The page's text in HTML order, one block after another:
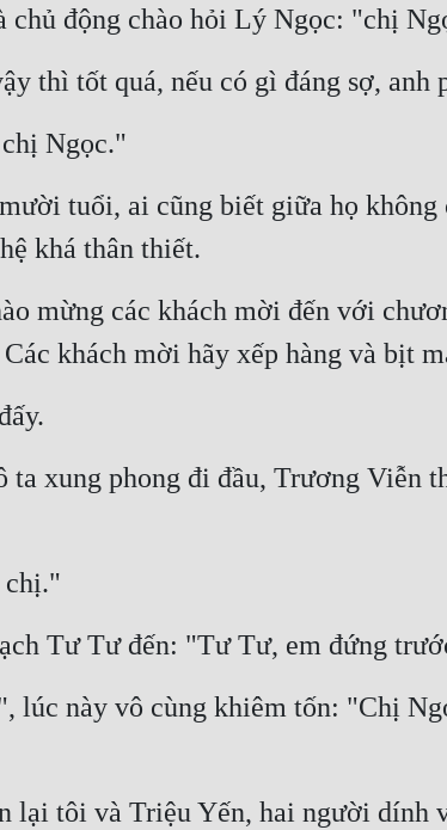
chủ động chào hỏi Lý Ngọc: "chị
thì tốt quá, nếu có gì đáng sợ, anh
Ngọc."
tuổi, ai cũng biết giữa họ
khá thân thiết.
mừng các khách mời đến với
khách mời hãy xếp hàng và bịt
xung phong đi đầu, Trương Viễn
chị."
Tư Tư đến: "Tư Tư, em đứng
lúc này vô cùng khiêm tốn: "Chị
lại tôi và Triệu Yến, hai người dính